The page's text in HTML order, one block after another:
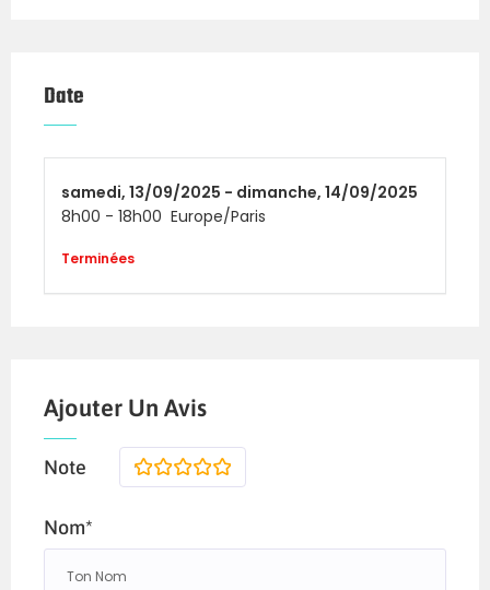
Date
samedi, 13/09/2025 - dimanche, 14/09/2025
8h00 - 18h00 Europe/Paris
Terminées
Ajouter Un Avis
Note 5
4
3
2
Nom*